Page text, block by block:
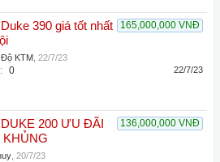
165,000,000 VNĐ
390 giá tốt nhất
KTM 22/7/23
0 22/7/23
136,000,000 VNĐ
200 ƯU ĐÃI
20/7/23